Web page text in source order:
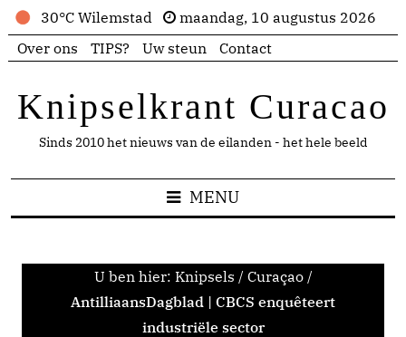
30°C Wilemstad
maandag, 10 augustus 2026
Over ons
TIPS? Uw steun Contact
Knipselkrant Curacao
Sinds 2010 het nieuws van de eilanden - het hele beeld
MENU
U ben hier: Knipsels / Curaçao /
AntilliaansDagblad | CBCS enquêteert
industriële sector